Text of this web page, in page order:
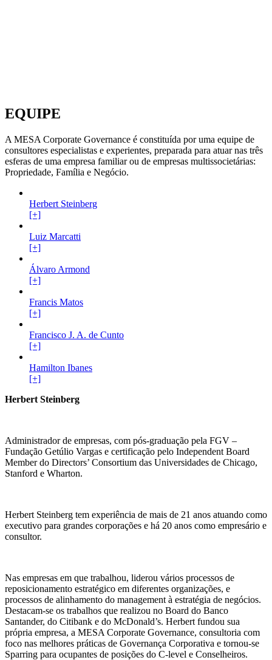
EQUIPE
A MESA Corporate Governance é constituída por uma equipe de
consultores especialistas e experientes, preparada para atuar nas três
esferas de uma empresa familiar ou de empresas multissocietárias:
Propriedade, Família e Negócio.
Herbert Steinberg
[+]
Luiz Marcatti
[+]
Álvaro Armond
[+]
Francis Matos
[+]
Francisco J. A. de Cunto
[+]
Hamilton Ibanes
[+]
Herbert Steinberg
Administrador de empresas, com pós-graduação pela FGV –
Fundação Getúlio Vargas e certificação pelo Independent Board
Member do Directors’ Consortium das Universidades de Chicago,
Stanford e Wharton.
Herbert Steinberg tem experiência de mais de 21 anos atuando como
executivo para grandes corporações e há 20 anos como empresário e
consultor.
Nas empresas em que trabalhou, liderou vários processos de
reposicionamento estratégico em diferentes organizações, e
processos de alinhamento do management à estratégia de negócios.
Destacam-se os trabalhos que realizou no Board do Banco
Santander, do Citibank e do McDonald’s. Herbert fundou sua
própria empresa, a MESA Corporate Governance, consultoria com
foco nas melhores práticas de Governança Corporativa e tornou-se
Sparring para ocupantes de posições do C-level e Conselheiros.